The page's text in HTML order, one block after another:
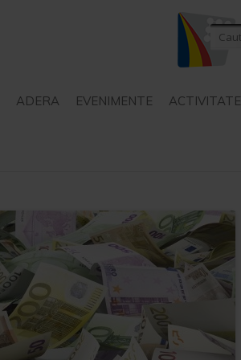
ADERA EVENIMENTE ACTIVITATE